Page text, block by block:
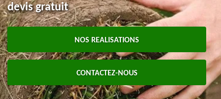
devis gratuit
NOS REALISATIONS
CONTACTEZ-NOUS